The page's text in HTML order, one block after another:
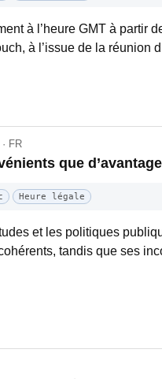
à l’heure GMT à partir
à l’issue de la réunion
FR
que
Heure légale
et les politiques
tandis que ses